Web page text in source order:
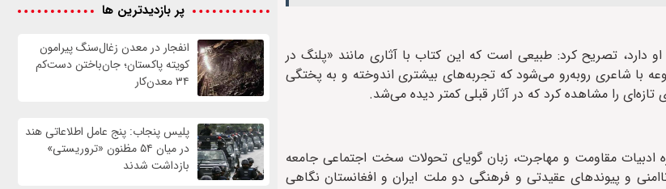
تصریح کرد: طبیعی است که این کتاب با آثاری مانند «پلنگ در
با شاعری روبه‌رو می‌شود که تجربه‌های بیشتری اندوخته و به پختگی
را مشاهده کرد که در آثار قبلی کمتر دیده می‌شد.
ادبیات مقاومت و مهاجرت، زبان گویای تحولات سخت اجتماعی جامعه
و پیوندهای عقیدتی و فرهنگی دو ملت ایران و افغانستان نگاهی
پر بازدیدترین ها
انفجار در معدن زغال‌سنگ پیرامون
کویته پاکستان؛ جان‌باختن دست‌کم
۳۴ معدن‌کار
پلیس پنجاب: پنج عامل اطلاعاتی هند
در میان ۵۴ مظنون «تروریستی»
بازداشت شدند